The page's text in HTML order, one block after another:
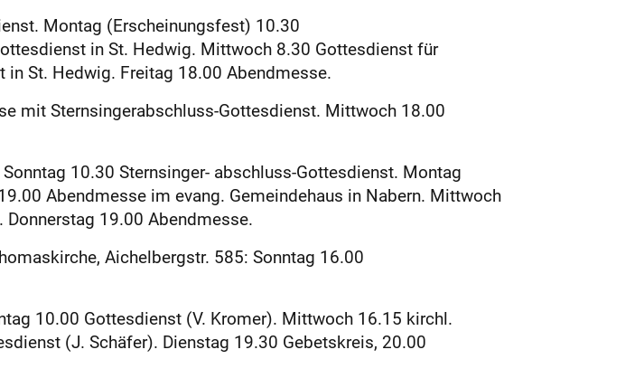
Montag (Erscheinungsfest) 10.30
in St. Hedwig. Mittwoch 8.30 Gottesdienst für
in St. Hedwig. Freitag 18.00 Abendmesse.
mit Sternsingerabschluss-Gottesdienst. Mittwoch 18.00
10.30 Sternsinger- abschluss-Gottesdienst. Montag
Abendmesse im evang. Gemeindehaus in Nabern. Mittwoch
19.00 Abendmesse.
Aichelbergstr. 585: Sonntag 16.00
10.00 Gottesdienst (V. Kromer). Mittwoch 16.15 kirchl.
(J. Schäfer). Dienstag 19.30 Gebetskreis, 20.00